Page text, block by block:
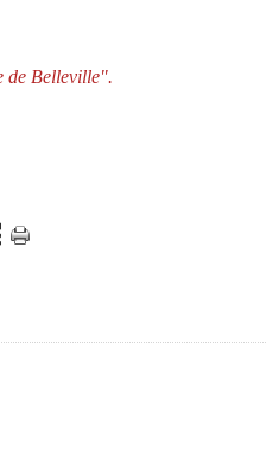
de Belleville".